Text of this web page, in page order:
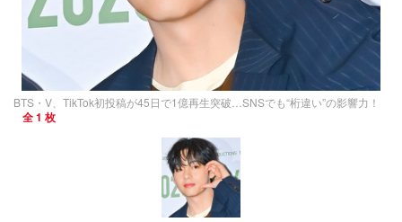
BTS・V、TikTok初投稿が45日で1億再生突破…SNSでも“桁違い”の影響力！
全 1 枚